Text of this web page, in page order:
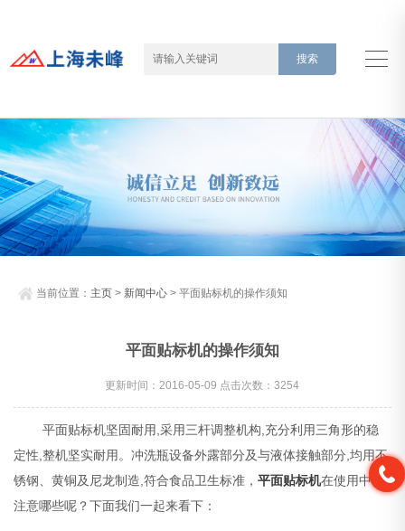
当前位置： 主页 > 新闻中心 > 平面贴标机的操作须知
平面贴标机的操作须知
更新时间：2016-05-09 点击次数：3254
平面贴标机坚固耐用,采用三杆调整机构,充分利用三角形的稳
定性,整机坚实耐用。冲洗瓶设备外露部分及与液体接触部分,均用不
锈钢、黄铜及尼龙制造,符合食品卫生标准，平面贴标机在使用中要
注意哪些呢？下面我们一起来看下：